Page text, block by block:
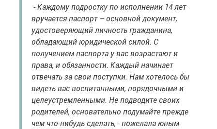
- Каждому подростку по исполнении 14 лет
вручается паспорт – основной документ,
удостоверяющий личность гражданина,
обладающий юридической силой. С
получением паспорта у вас возрастают и
права, и обязанности. Каждый начинает
отвечать за свои поступки. Нам хотелось бы
видеть вас воспитанными, порядочными и
целеустремленными. Не подводите своих
родителей, основательно подумайте прежде
чем что-нибудь сделать, - пожелала юным